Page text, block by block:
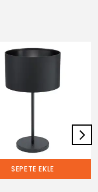
SEPETE EKLE